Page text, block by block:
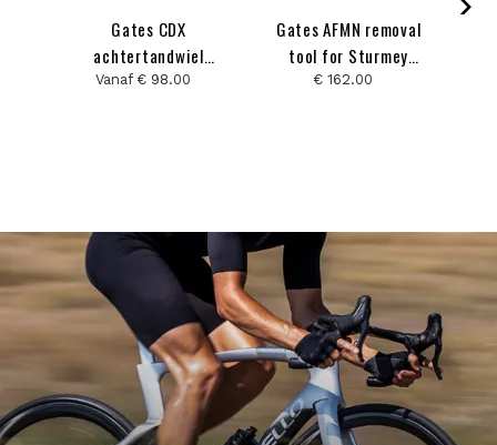
Gates CDX
achtertandwiel
Sturmey Archer
Vanaf € 98.00
Gates AFMN removal
tool for Sturmey
Archer
€ 162.00